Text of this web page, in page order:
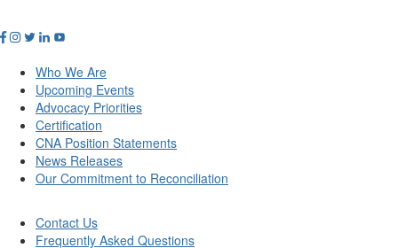
Who We Are
Upcoming Events
Advocacy Priorities
Certification
CNA Position Statements
News Releases
Our Commitment to Reconciliation
Contact Us
Frequently Asked Questions